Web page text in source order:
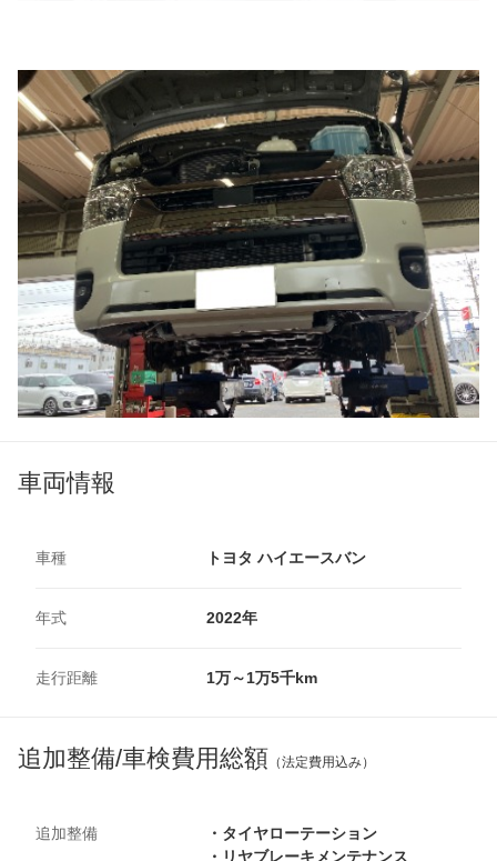
車両情報
車種 トヨタ ハイエースバン
年式 2022年
走行距離 1万～1万5千km
追加整備/車検費用総額 （法定費用込み）
追加整備
・タイヤローテーション
・リヤブレーキメンテナンス